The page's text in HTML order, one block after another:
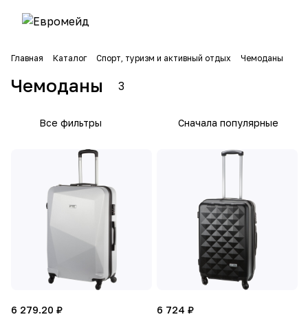
Главная Каталог Спорт, туризм и активный отдых Чемоданы
Чемоданы 3
Все фильтры Сначала популярные
6 279.20 ₽
6 724 ₽